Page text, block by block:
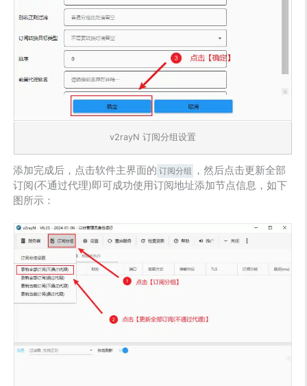
v2rayN 订阅分组设置
添加完成后，点击软件主界面的 订阅分组
，然后点击更新全部
订阅(不通过代理)即可成功使用订阅地址添加节点信息，如下
图所示：